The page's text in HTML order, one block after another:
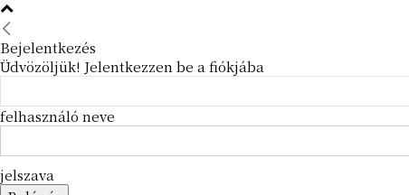
Bejelentkezés
Üdvözöljük! Jelentkezzen be a fiókjába
felhasználó neve
jelszava